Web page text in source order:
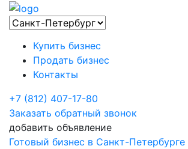
Купить бизнес
Продать бизнес
Контакты
+7 (812) 407-17-80
Заказать обратный звонок
добавить объявление
Готовый бизнес в Санкт-Петербурге